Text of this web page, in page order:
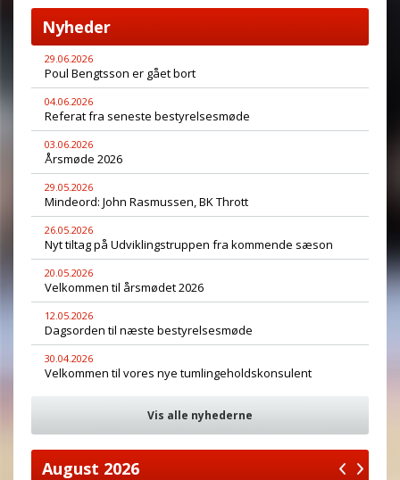
Nyheder
29.06.2026
Poul Bengtsson er gået bort
04.06.2026
Referat fra seneste bestyrelsesmøde
03.06.2026
Årsmøde 2026
29.05.2026
Mindeord: John Rasmussen, BK Thrott
26.05.2026
Nyt tiltag på Udviklingstruppen fra kommende sæson
20.05.2026
Velkommen til årsmødet 2026
12.05.2026
Dagsorden til næste bestyrelsesmøde
30.04.2026
Velkommen til vores nye tumlingeholdskonsulent
Vis alle nyhederne
August 2026